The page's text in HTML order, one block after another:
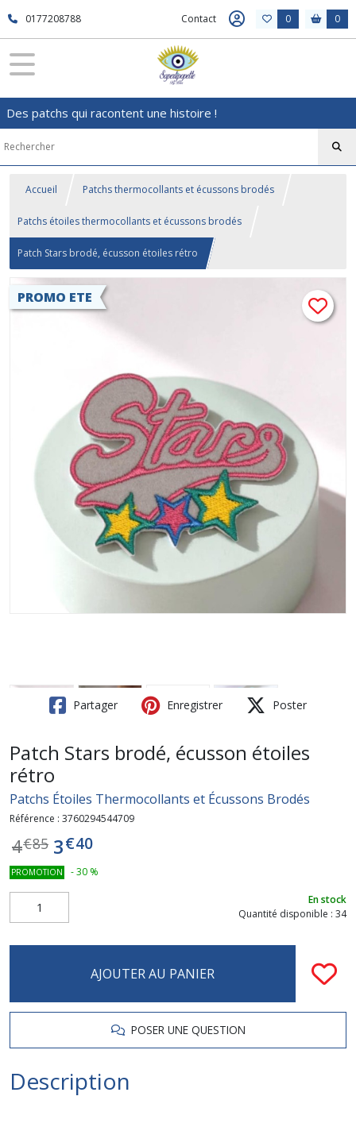
0177208788 Contact 0 0
Des patchs qui racontent une histoire !
Accueil Patchs thermocollants et écussons brodés
Patchs étoiles thermocollants et écussons brodés
Patch Stars brodé, écusson étoiles rétro
PROMO ETE
Partager Enregistrer Poster
Patch Stars brodé, écusson étoiles
rétro
Patchs Étoiles Thermocollants et Écussons Brodés
Référence : 3760294544709
4€85 3€40
PROMOTION -30 %
En stock
Quantité disponible : 34
AJOUTER AU PANIER
POSER UNE QUESTION
Description